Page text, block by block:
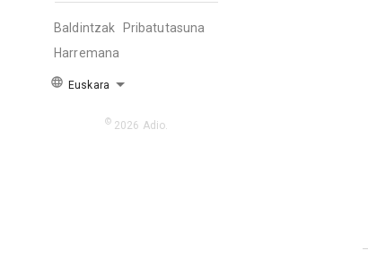
Baldintzak
Pribatutasuna
Harremana
Euskara
© 2026 Adio.